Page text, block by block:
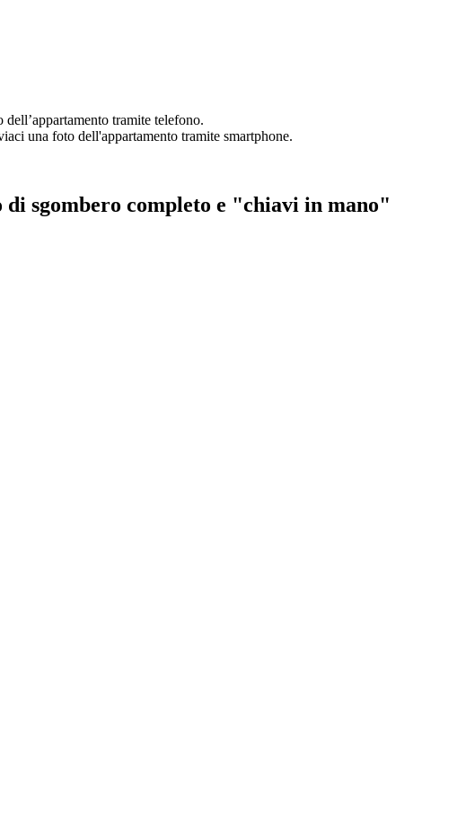
tramite telefono.
una foto dell'appartamento tramite smartphone.
sgombero completo e "chiavi in mano"​